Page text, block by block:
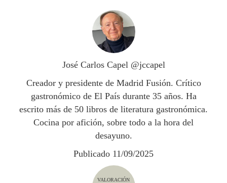
p k
m
p
ar
ti
r
José Carlos Capel @jccapel
Creador y presidente de Madrid Fusión. Crítico
gastronómico de El País durante 35 años. Ha
escrito más de 50 libros de literatura gastronómica.
Cocina por afición, sobre todo a la hora del
desayuno.
Publicado 11/09/2025
VALORACIÓN